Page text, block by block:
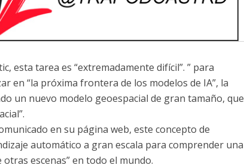
esta tarea es “extremadamente difícil”. ” para
en “la próxima frontera de los modelos de IA”, la
un nuevo modelo geoespacial de gran tamaño, que
en su página web, este concepto de
automático a gran escala para comprender una
escenas” en todo el mundo.